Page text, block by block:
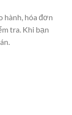
hành, hóa đơn
tra. Khi bạn